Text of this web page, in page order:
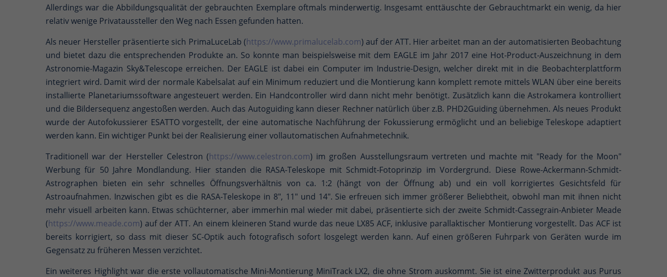
Allerdings war die Abbildungsqualität der gebrauchten Exemplare oftmals minderwertig. Insgesamt enttäuschte der Gebrauchtmarkt ein wenig, da hier
relativ wenige Privataussteller den Weg nach Essen gefunden hatten.
Als neuer Hersteller präsentierte sich PrimaLuceLab (https://www.primalucelab.com) auf der ATT. Hier arbeitet man an der automatisierten Beobachtung
und bietet dazu die entsprechenden Produkte an. So konnte man beispielsweise mit dem EAGLE im Jahr 2017 eine Hot-Product-Auszeichnung in dem
Astronomie-Magazin Sky&Telescope erreichen. Der EAGLE ist dabei ein Computer im Industrie-Design, welcher direkt mit in die Beobachterplattform
integriert wird. Damit wird der normale Kabelsalat auf ein Minimum reduziert und die Montierung kann komplett remote mittels WLAN über eine bereits
installierte Planetariumssoftware angesteuert werden. Ein Handcontroller wird dann nicht mehr benötigt. Zusätzlich kann die Astrokamera kontrolliert
und die Bildersequenz angestoßen werden. Auch das Autoguiding kann dieser Rechner natürlich über z.B. PHD2Guiding übernehmen. Als neues Produkt
wurde der Autofokussierer ESATTO vorgestellt, der eine automatische Nachführung der Fokussierung ermöglicht und an beliebige Teleskope adaptiert
werden kann. Ein wichtiger Punkt bei der Realisierung einer vollautomatischen Aufnahmetechnik.
Traditionell war der Hersteller Celestron (https://www.celestron.com) im großen Ausstellungsraum vertreten und machte mit "Ready for the Moon"
Werbung für 50 Jahre Mondlandung. Hier standen die RASA-Teleskope mit Schmidt-Fotoprinzip im Vordergrund. Diese Rowe-Ackermann-Schmidt-
Astrographen bieten ein sehr schnelles Öffnungsverhältnis von ca. 1:2 (hängt von der Öffnung ab) und ein voll korrigiertes Gesichtsfeld für
Astroaufnahmen. Inzwischen gibt es die RASA-Teleskope in 8", 11" und 14". Sie erfreuen sich immer größerer Beliebtheit, obwohl man mit ihnen nicht
mehr visuell arbeiten kann. Etwas schüchterner, aber immerhin mal wieder mit dabei, präsentierte sich der zweite Schmidt-Cassegrain-Anbieter Meade
(https://www.meade.com) auf der ATT. An einem kleineren Stand wurde das neue LX85 ACF, inklusive parallaktischer Montierung vorgestellt. Das ACF ist
bereits korrigiert, so dass mit dieser SC-Optik auch fotografisch sofort losgelegt werden kann. Auf einen größeren Fuhrpark von Geräten wurde im
Gegensatz zu früheren Messen verzichtet.
Ein weiteres Highlight war die erste vollautomatische Mini-Montierung MiniTrack LX2, die ohne Strom auskommt. Sie ist eine Zwitterprodukt aus Purus